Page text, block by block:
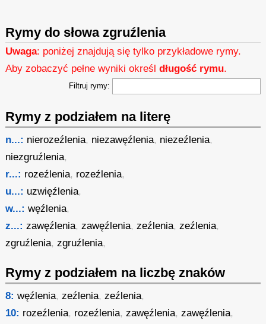
Rymy do słowa zgruźlenia
Uwaga: poniżej znajdują się tylko przykładowe rymy.
Aby zobaczyć pełne wyniki określdługość rymu.
Filtruj rymy:
Rymy z podziałem na literę
n...: nierozeźlenia, niezawęźlenia, niezeźlenia,
niezgruźlenia,
r...: rozeźlenia, rozeźlenia,
u...: uzwięźlenia,
w...: węźlenia,
z...: zawęźlenia,zawęźlenia,zeźlenia,zeźlenia,
zgruźlenia,zgruźlenia,
Rymy z podziałem na liczbę znaków
8: węźlenia,zeźlenia,zeźlenia,
10: rozeźlenia, rozeźlenia,zawęźlenia,zawęźlenia,